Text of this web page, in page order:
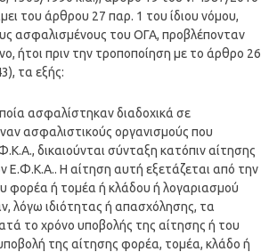
του άρθρου 27 παρ. 1 του ίδιου νόμου,
ασφαλισμένους του ΟΓΑ, προβλέπονταν
ήτοι πριν την τροποποίηση με το άρθρο 26
τα εξής:
ασφαλίστηκαν διαδοχικά σε
ασφαλιστικούς οργανισμούς που
δικαιούνται σύνταξη κατόπιν αίτησης
Ε.Φ.Κ.Α.. Η αίτηση αυτή εξετάζεται από την
φορέα ή τομέα ή κλάδου ή λογαριασμού
λόγω ιδιότητας ή απασχόλησης, τα
το χρόνο υποβολής της αίτησης ή του
της αίτησης φορέα, τομέα, κλάδο ή